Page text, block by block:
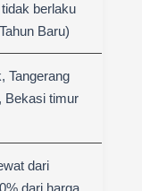
berlaku
Baru)
Tangerang
Bekasi timur
dari
dari harga